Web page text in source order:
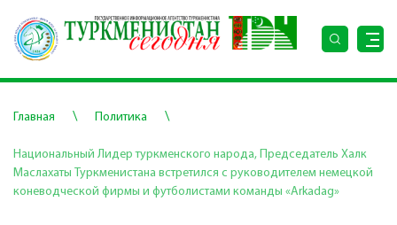
Главная \ Политика \
Национальный Лидер туркменского народа, Председатель Халк
Маслахаты Туркменистана встретился с руководителем немецкой
коневодческой фирмы и футболистами команды «Arkadag»